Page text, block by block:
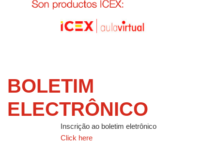
BOLETIM
ELECTRÔNICO
Inscrição ao boletim eletrônico
Click here